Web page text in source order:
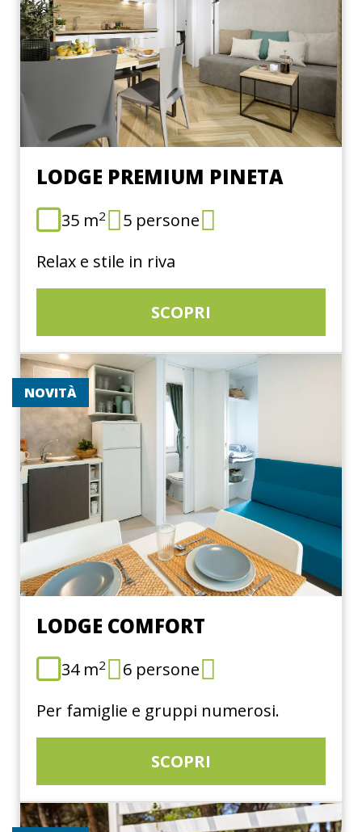
LODGE PREMIUM PINETA
35 m2
5 persone
Relax e stile in riva
SCOPRI
NOVITÀ
LODGE COMFORT
34 m2
6 persone
Per famiglie e gruppi numerosi.
SCOPRI